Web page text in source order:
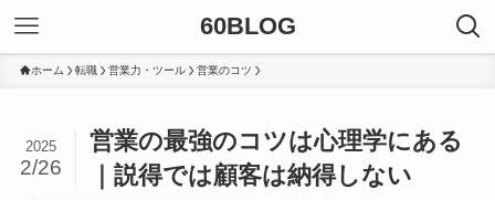
60BLOG
ホーム 転職 営業力・ツール 営業のコツ
営業の最強のコツは心理学にある
｜説得では顧客は納得しない
2025
2/26